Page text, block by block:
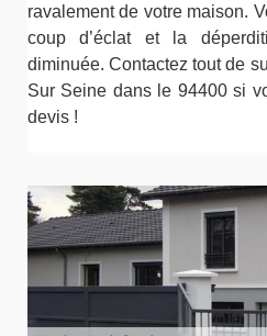
ravalement de votre maison.
coup d’éclat et la
diminuée. Contactez tout de
Sur Seine dans le 94400 si
devis !